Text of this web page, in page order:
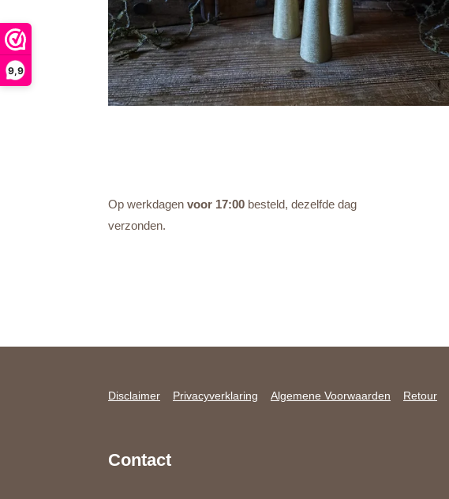
9,9
Op werkdagen voor 17:00 besteld, dezelfde dag
verzonden.
Disclaimer Privacyverklaring Algemene Voorwaarden Retour
Contact